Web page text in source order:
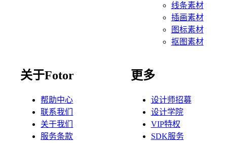
线条素材
插画素材
图标素材
抠图素材
关于Fotor
帮助中心
联系我们
关于我们
服务条款
更多
设计师招募
设计学院
VIP特权
SDK服务